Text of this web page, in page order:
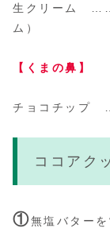
生クリーム
ム）
【くまの鼻】
チョコチッ
ココアク
①無塩バター